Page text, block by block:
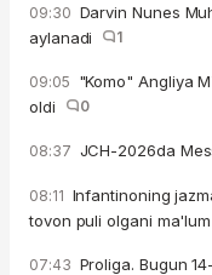
09:30 Darvin Nunes
aylanadi
1
09:05 "Komo" Angliya
oldi
0
08:37 JCH-2026da
08:11 Infantinoning
tovon puli olgani ma'lum
07:43 Proliga. Bugun